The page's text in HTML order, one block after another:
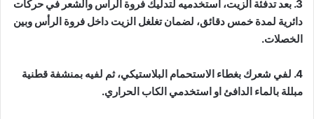
3. بعد تدفئة الزيت، استخدميه لتدليك فروة الرأس والشعر في حركات
دائرية لمدة خمس دقائق، لضمان تغلغل الزيت داخل فروة الرأس وبين
الخصلات.
4. لفي شعرك بغطاء الاستحمام البلاستيكي، ثم لفيه بمنشفة قطنية
مبللة بالماء الدافئ او استخدمي الكاب الحراري.